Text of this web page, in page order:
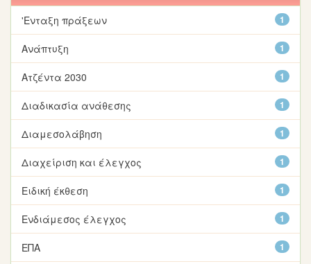
1
'Ενταξη πράξεων
1
Ανάπτυξη
1
Ατζέντα 2030
1
Διαδικασία ανάθεσης
1
Διαμεσολάβηση
1
Διαχείριση και έλεγχος
1
Ειδική έκθεση
1
Ενδιάμεσος έλεγχος
1
ΕΠΑ